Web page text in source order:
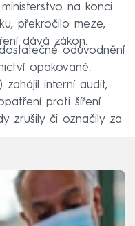
na konci
překročilo meze,
dává zákon.
odůvodnění
opakovaně.
zahájil interní audit,
proti šíření
zrušily či označily za